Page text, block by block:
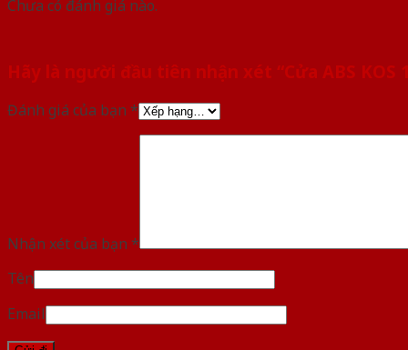
Chưa có đánh giá nào.
Hãy là người đầu tiên nhận xét “Cửa ABS KOS
Đánh giá của bạn *
Nhận xét của bạn *
Tên
Email